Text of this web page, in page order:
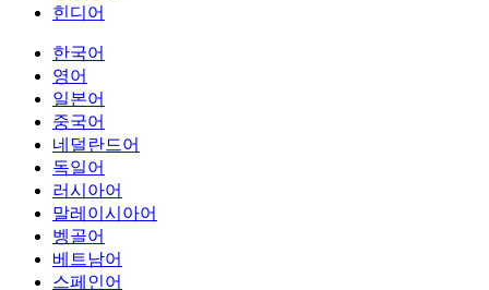
힌디어
한국어
영어
일본어
중국어
네덜란드어
독일어
러시아어
말레이시아어
벵골어
베트남어
스페인어